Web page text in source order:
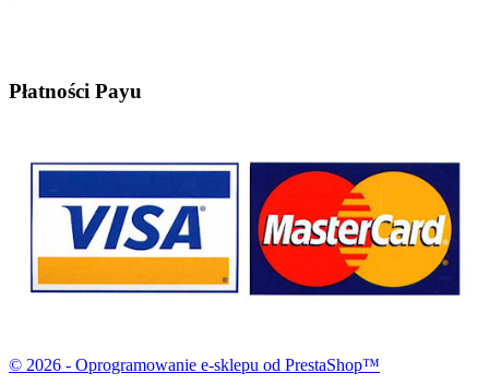
Płatności Payu
© 2026 - Oprogramowanie e-sklepu od PrestaShop™